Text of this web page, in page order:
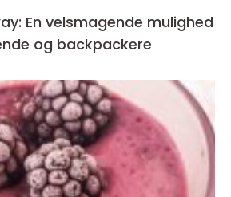
En velsmagende mulighed
og backpackere